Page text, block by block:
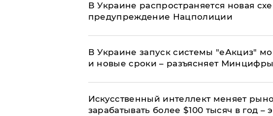
В Украине распространяется новая
предупреждение Нацполиции
В Украине запуск системы "еАкциз"
и новые сроки – разъясняет Минцифры
Искусственный интеллект меняет
зарабатывать более $100 тысяч в год –